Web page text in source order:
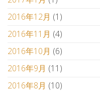
2016年12月 (1)
2016年11月 (4)
2016年10月 (6)
2016年9月 (11)
2016年8月 (10)